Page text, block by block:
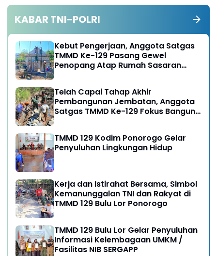
KABAR TNI-POLRI
Kebut Pengerjaan, Anggota Satgas
TMMD Ke-129 Pasang Gewel
Penopang Atap Rumah Sasaran
Telah Capai Tahap Akhir
Pembangunan Jembatan, Anggota
Satgas TMMD Ke-129 Fokus Bangun
TMMD 129 Kodim Ponorogo Gelar
Penyuluhan Lingkungan Hidup
Kerja dan Istirahat Bersama, Simbol
Kemanunggalan TNI dan Rakyat di
TMMD 129 Bulu Lor Ponorogo
TMMD 129 Bulu Lor Gelar Penyuluhan
Informasi Kelembagaan UMKM /
Fasilitas NIB SERGAPP